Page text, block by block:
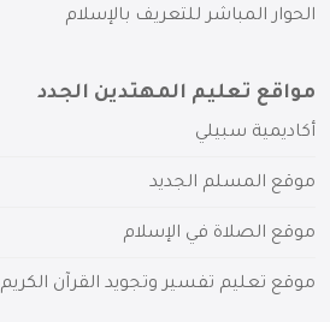
الحوار المباشر للتعريف بالإسلام
مواقع تعليم المهتدين الجدد
أكاديمية سبيلي
موقع المسلم الجديد
موقع الصلاة في الإسلام
موقع تعليم تفسير وتجويد القرآن الكريم